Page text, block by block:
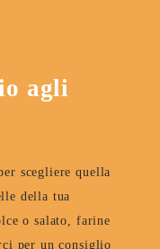
agli
scegliere quella
della tua
o salato, farine
per un consiglio